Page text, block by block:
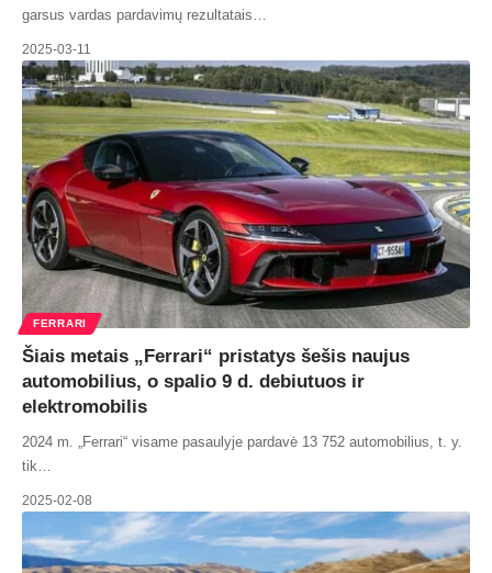
garsus vardas pardavimų rezultatais…
2025-03-11
FERRARI
Šiais metais „Ferrari“ pristatys šešis naujus
automobilius, o spalio 9 d. debiutuos ir
elektromobilis
2024 m. „Ferrari“ visame pasaulyje pardavė 13 752 automobilius, t. y.
tik…
2025-02-08